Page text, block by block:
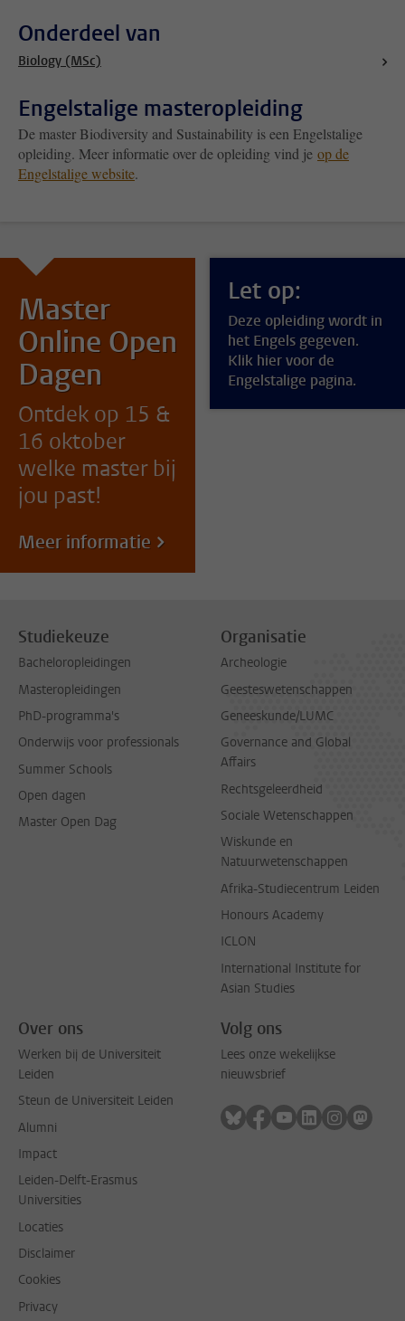
Onderdeel van
Biology (MSc)
Engelstalige masteropleiding
De master Biodiversity and Sustainability is een Engelstalige
opleiding. Meer informatie over de opleiding vind je op de
Engelstalige website.
Master
Online Open
Dagen
Ontdek op 15 &
16 oktober
welke master bij
jou past!
Meer informatie
Let op:
Deze opleiding wordt in
het Engels gegeven.
Klik hier voor de
Engelstalige pagina.
Studiekeuze
Bacheloropleidingen
Masteropleidingen
PhD-programma's
Onderwijs voor professionals
Summer Schools
Open dagen
Master Open Dag
Organisatie
Archeologie
Geesteswetenschappen
Geneeskunde/LUMC
Governance and Global
Affairs
Rechtsgeleerdheid
Sociale Wetenschappen
Wiskunde en
Natuurwetenschappen
Afrika-Studiecentrum Leiden
Honours Academy
ICLON
International Institute for
Asian Studies
Over ons
Werken bij de Universiteit
Leiden
Steun de Universiteit Leiden
Alumni
Impact
Leiden-Delft-Erasmus
Universities
Locaties
Disclaimer
Cookies
Privacy
Volg ons
Lees onze wekelijkse
nieuwsbrief
Volg ons op bluesky
Volg ons op facebook
Volg ons op
Volg ons op
Volg ons
Volg